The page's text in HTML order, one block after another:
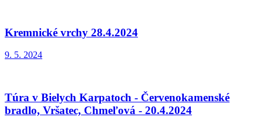
Kremnické vrchy 28.4.2024
9. 5. 2024
Túra v Bielych Karpatoch - Červenokamenské
bradlo, Vršatec, Chmeľová - 20.4.2024